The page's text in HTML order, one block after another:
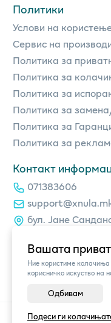
Вашата
Ние користиме
корисничко искуство на
Одбивам
Подеси ги
Политики
Услови на
Сервис на
Политика за
Политика за
Политика за
Политика за
Политика за
Политика за
Контакт
071383606
бул. Јане
©